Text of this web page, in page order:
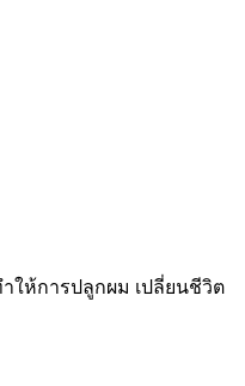
ให้การปลูกผม เปลี่ยนชีวิต